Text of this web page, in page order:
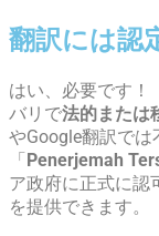
翻訳には認
はい、必要です！
バリで法的または
やGoogle翻訳では
「 Penerjemah
ア政府に正式に認
を提供できます。